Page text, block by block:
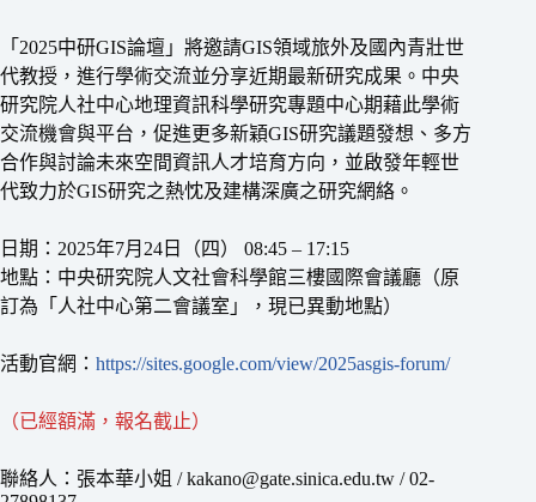
「2025中研GIS論壇」將邀請GIS領域旅外及國內青壯世
代教授，進行學術交流並分享近期最新研究成果。中央
研究院人社中心地理資訊科學研究專題中心期藉此學術
交流機會與平台，促進更多新穎GIS研究議題發想、多方
合作與討論未來空間資訊人才培育方向，並啟發年輕世
代致力於GIS研究之熱忱及建構深廣之研究網絡。
日期：2025年7月24日（四） 08:45 – 17:15
地點：中央研究院人文社會科學館三樓國際會議廳（原
訂為「人社中心第二會議室」，現已異動地點）
活動官網： https://sites.google.com/view/2025asgis-forum/
（已經額滿，報名截止）
聯絡人：張本華小姐 / kakano@gate.sinica.edu.tw / 02-